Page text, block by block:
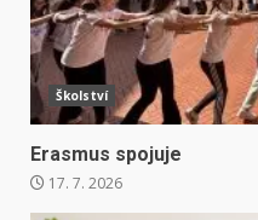
Školství
Erasmus spojuje
17. 7. 2026